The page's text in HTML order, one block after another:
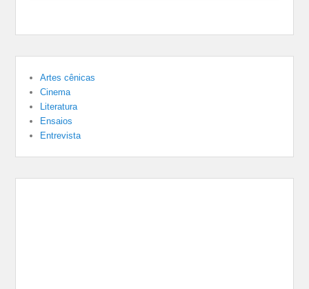
Artes cênicas
Cinema
Literatura
Ensaios
Entrevista